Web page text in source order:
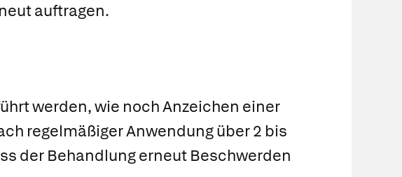
auftragen.
werden, wie noch Anzeichen einer
regelmäßiger Anwendung über 2 bis
der Behandlung erneut Beschwerden